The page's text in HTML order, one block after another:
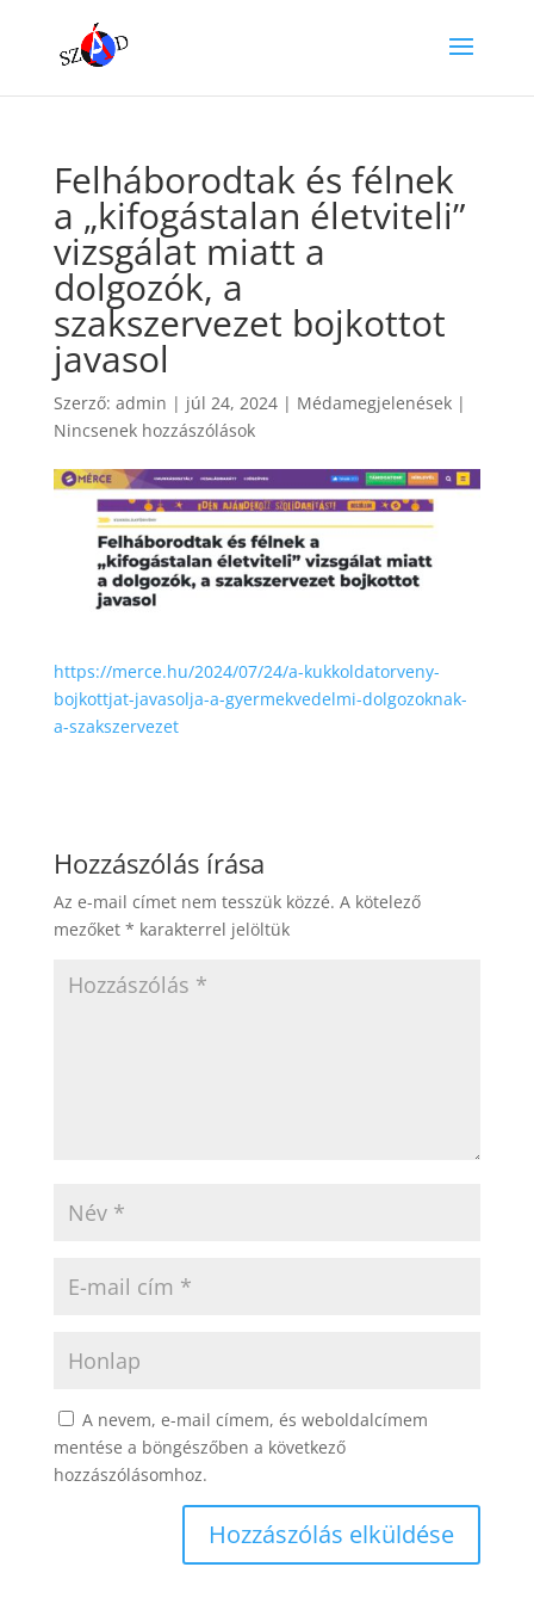
Felháborodtak és félnek
a „kifogástalan életviteli”
vizsgálat miatt a
dolgozók, a
szakszervezet bojkottot
javasol
Szerző: admin | júl 24, 2024| Médamegjelenések|
Nincsenek hozzászólások
https://merce.hu/2024/07/24/a-kukkoldatorveny-
bojkottjat-javasolja-a-gyermekvedelmi-dolgozoknak-
a-szakszervezet
Hozzászólás írása
Az e-mail címet nem tesszük közzé. A kötelező
mezőket * karakterrel jelöltük
A nevem, e-mail címem, és weboldalcímem
mentése a böngészőben a következő
hozzászólásomhoz.